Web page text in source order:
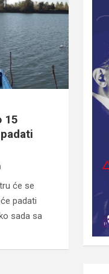
15
će se
padati
sada sa